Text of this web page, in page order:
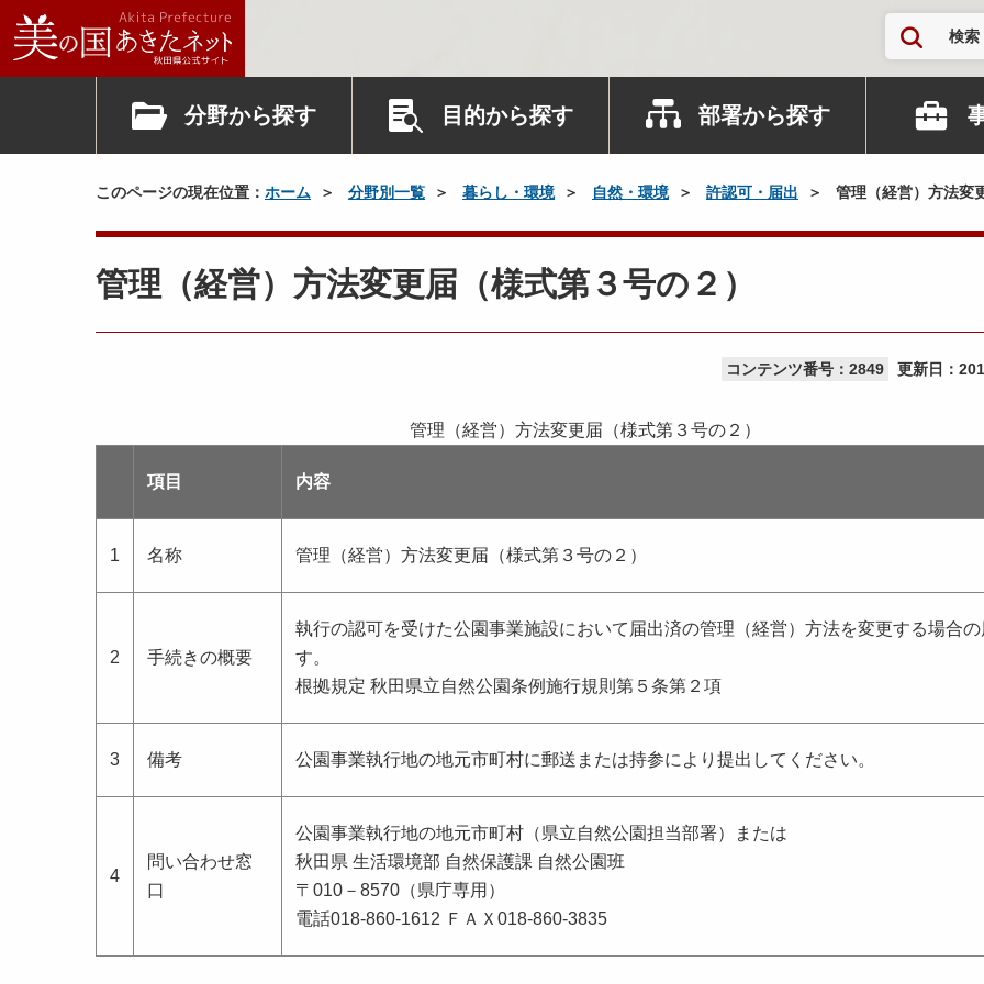
検索
分野から探す 目的から探す 部署から探す
このページの現在位置： ホーム 分野別一覧 暮らし・環境 自然・環境 許認可・届出 管理（経営）方法変
管理（経営）方法変更届（様式第３号の２）
コンテンツ番号：2849 更新日：
項目 内容
管理（経営）方法変更届（様式第３号の２）
1 名称 管理（経営）方法変更届（様式第３号の２）
2 手続きの概要
執行の認可を受けた公園事業施設において届出済の管理（経営）方法を変更する場合
す。
根拠規定 秋田県立自然公園条例施行規則第５条第２項
3 備考 公園事業執行地の地元市町村に郵送または持参により提出してください。
4
問い合わせ窓
口
公園事業執行地の地元市町村（県立自然公園担当部署）または
秋田県 生活環境部 自然保護課 自然公園班
〒010－8570（県庁専用）
電話018-860-1612 ＦＡＸ018-860-3835